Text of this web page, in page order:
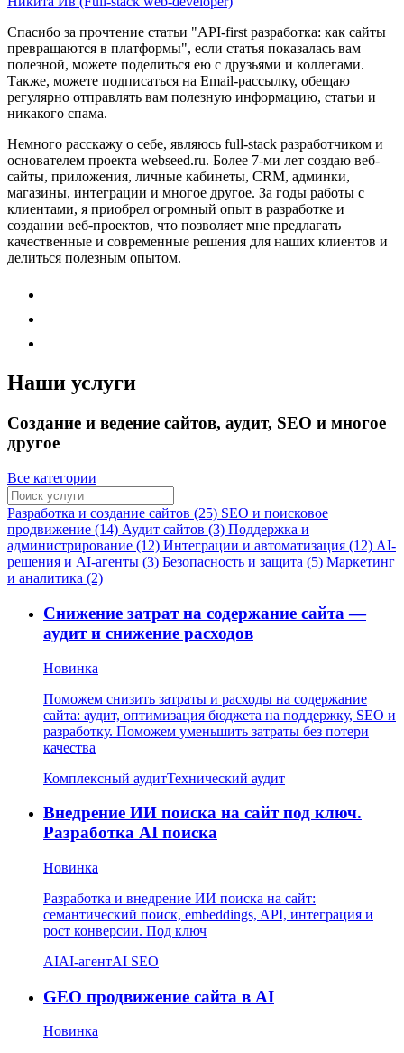
Спасибо за прочтение статьи "API-first разработка: как сайты
превращаются в платформы", если статья показалась вам
полезной, можете поделиться ею с друзьями и коллегами.
Также, можете подписаться на Email-рассылку, обещаю
регулярно отправлять вам полезную информацию, статьи и
никакого спама.
Немного расскажу о себе, являюсь full-stack разработчиком и
основателем проекта webseed.ru. Более 7-ми лет создаю веб-
сайты, приложения, личные кабинеты, CRM, админки,
магазины, интеграции и многое другое. За годы работы с
клиентами, я приобрел огромный опыт в разработке и
создании веб-проектов, что позволяет мне предлагать
качественные и современные решения для наших клиентов и
делиться полезным опытом.
Наши услуги
Создание и ведение сайтов, аудит, SEO и многое
другое
Все категории
Разработка и создание сайтов (25) SEO и поисковое
продвижение (14) Аудит сайтов (3) Поддержка и
администрирование (12) Интеграции и автоматизация (12) AI-
решения и AI-агенты (3) Безопасность и защита (5) Маркетинг
и аналитика (2)
Снижение затрат на содержание сайта —
аудит и снижение расходов
Новинка
Поможем снизить затраты и расходы на содержание
сайта: аудит, оптимизация бюджета на поддержку, SEO и
разработку. Поможем уменьшить затраты без потери
качества
Комплексный аудитТехнический аудит
Внедрение ИИ поиска на сайт под ключ.
Разработка AI поиска
Новинка
Разработка и внедрение ИИ поиска на сайт:
семантический поиск, embeddings, API, интеграция и
рост конверсии. Под ключ
AIAI-агентAI SEO
GEO продвижение сайта в AI
Новинка